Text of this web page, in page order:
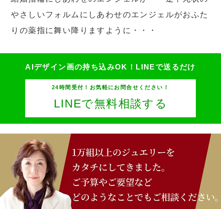
やさしいフォルムにしあわせのエンジェルがおふた
りの薬指に舞い降りますように・・・
AIデザイン画の持ち込みOK！ LINEで送るだけ
24時間受付！お気軽にお問合せください！
LINEで無料相談する